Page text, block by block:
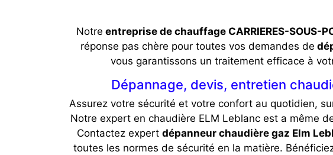
Notre entreprise de chauffage CARRIERES-SOUS-
réponse pas chère pour toutes vos demandes de
vous garantissons un traitement efficace à
Dépannage, devis, entretien
Assurez votre sécurité et votre confort au quotidien,
Notre expert en chaudière ELM Leblanc est a même
Contactez expert dépanneur chaudière gaz Elm
toutes les normes de sécurité en la matière.